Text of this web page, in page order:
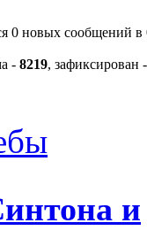
0 новых сообщений в
- 8219, зафиксирован
и